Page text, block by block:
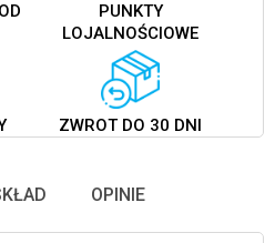
PUNKTY
LOJALNOŚCIOWE
ZWROT DO 30 DNI
OPINIE